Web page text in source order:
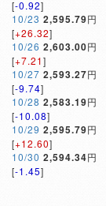
[-0.92]
10/23 2,595.79円
[+26.32]
10/26 2,603.00円
[+7.21]
10/27 2,593.27円
[-9.74]
10/28 2,583.19円
[-10.08]
10/29 2,595.79円
[+12.60]
10/30 2,594.34円
[-1.45]